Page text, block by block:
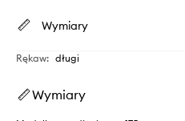
Wymiary
Rękaw: długi
Wymiary